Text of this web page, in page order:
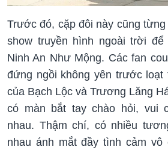
Trước đó, cặp đôi này cũng
show truyền hình ngoài trời
Ninh An Như Mộng. Các fan
đứng ngồi không yên trước
của Bạch Lộc và Trương Lăng
có màn bắt tay chào hỏi, vui
nhau. Thậm chí, có nhiều
nhau ánh mắt đầy tình cảm vô